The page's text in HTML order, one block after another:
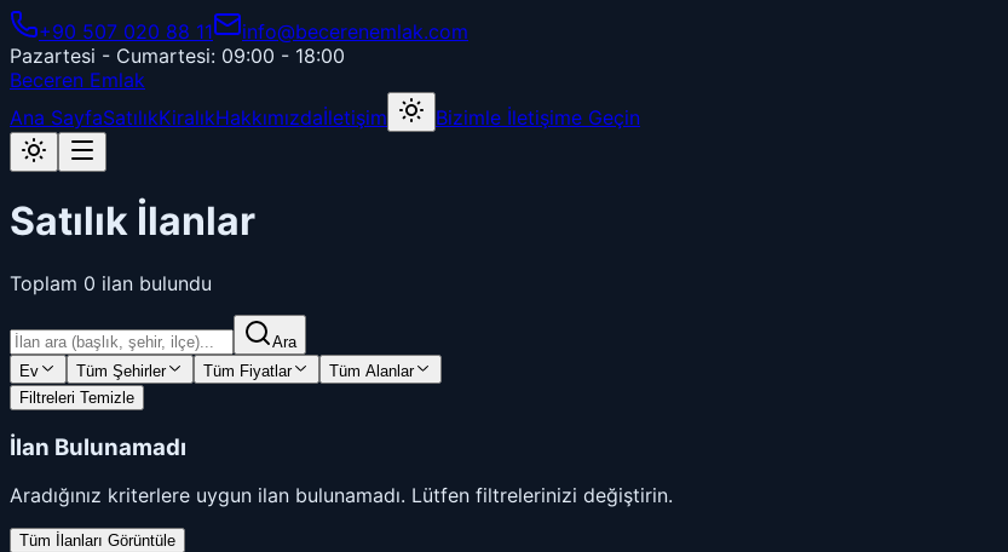
+90 507 020 88 11
info@becerenemlak.com
Pazartesi - Cumartesi: 09:00 - 18:00
Beceren Emlak
Ana SayfaSatılıkKiralıkHakkımızdaİletişim Bizimle İletişime Geçin
Satılık İlanlar
Toplam 0 ilan bulundu
Ara
Ev
Tüm Şehirler Tüm Fiyatlar
Tüm Alanlar
Filtreleri Temizle
İlan Bulunamadı
Aradığınız kriterlere uygun ilan bulunamadı. Lütfen filtrelerinizi değiştirin.
Tüm İlanları Görüntüle